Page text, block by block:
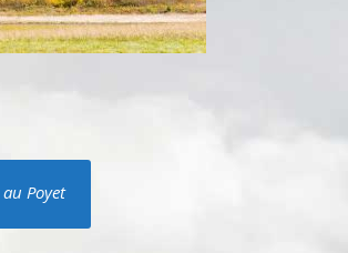
Poyet